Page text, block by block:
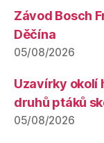
Závod Bosch
Děčína
05/08/2026
Uzavírky okolí
druhů ptáků
05/08/2026